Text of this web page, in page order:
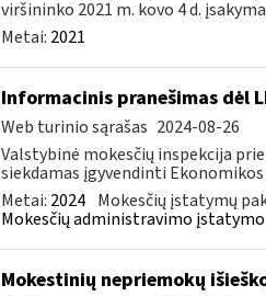
viršininko 2021 m. kovo 4 d.
Metai: 2021
Informacinis pranešimas dėl
Web turinio sąrašas 2024-08-26
Valstybinė mokesčių inspekcija
siekdamas įgyvendinti
Metai: 2024 Mokesčių įstatymų
Mokesčių administravimo
Mokestinių nepriemokų